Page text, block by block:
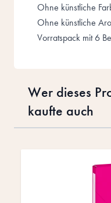
Ohne künstliche
Ohne künstliche
Vorratspack mit 6
Wer dieses
kaufte auch
Drücke, um das Karussell